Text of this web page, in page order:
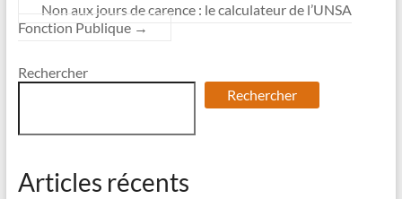
Non aux jours de carence : le calculateur de l’UNSA
Fonction Publique →
Rechercher
Rechercher
Articles récents